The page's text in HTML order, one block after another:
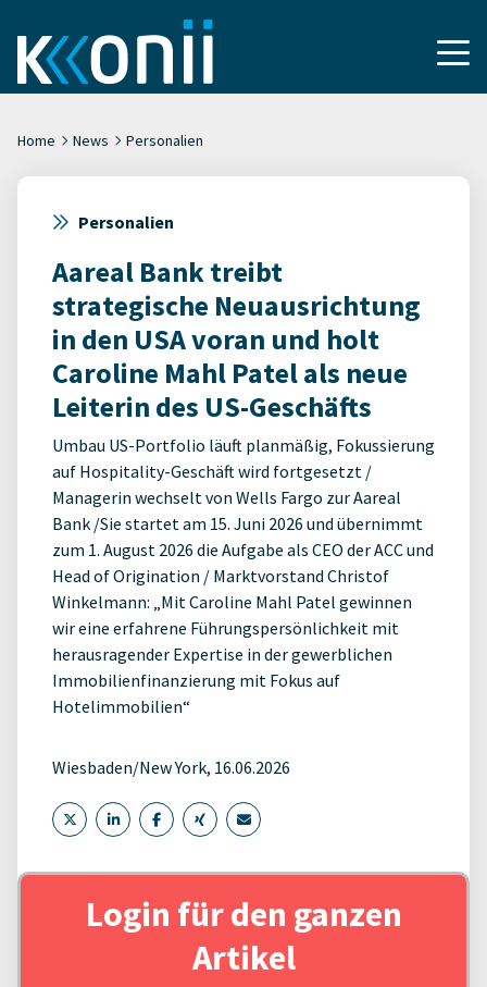
Home News Personalien
Personalien
Aareal Bank treibt
strategische Neuausrichtung
in den USA voran und holt
Caroline Mahl Patel als neue
Leiterin des US-Geschäfts
Umbau US-Portfolio läuft planmäßig, Fokussierung
auf Hospitality-Geschäft wird fortgesetzt /
Managerin wechselt von Wells Fargo zur Aareal
Bank /Sie startet am 15. Juni 2026 und übernimmt
zum 1. August 2026 die Aufgabe als CEO der ACC und
Head of Origination / Marktvorstand Christof
Winkelmann: „Mit Caroline Mahl Patel gewinnen
wir eine erfahrene Führungspersönlichkeit mit
herausragender Expertise in der gewerblichen
Immobilienfinanzierung mit Fokus auf
Hotelimmobilien“
Wiesbaden/New York, 16.06.2026
Login für den ganzen
Artikel